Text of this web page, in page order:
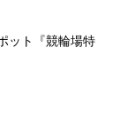
ット『競輪場特